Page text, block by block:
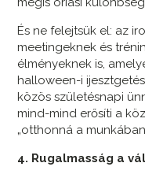
És ne felejtsük el: az
meetingeknek és
élményeknek is,
halloween-i
közös születésnapi
mind-mind erősíti a
„otthonná a
4. Rugalmasság a